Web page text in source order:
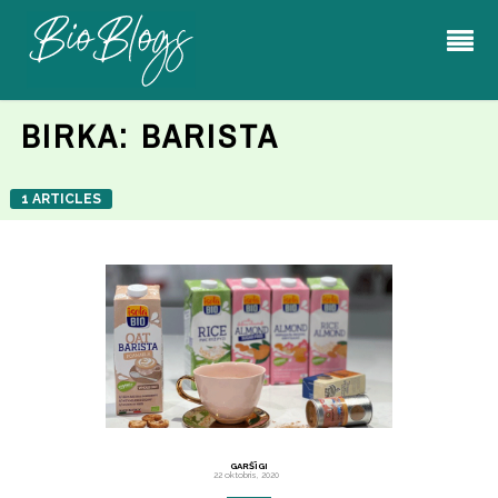
BIRKA: BARISTA
1 ARTICLES
GARŠĪGI
22 oktobris, 2020